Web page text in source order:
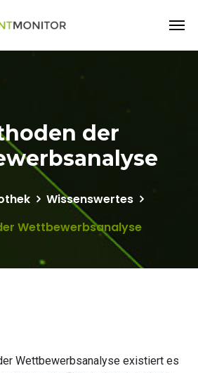
der
Wissenswertes
Wettbewerbsanalyse
Wettbewerbsanalyse existiert es